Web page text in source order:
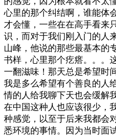
心里的那个纠结啊，谁能体
才会懂，一些在在高手看来
识，而对于我们刚入门的人
山峰，他说的那些最基本的
书样，心里那个疙瘩。。。
一翻滋味！那天总是希望时
我是多么希望有个善良的人
情的人给我聊下天也会缓解
在中国这种人也应该很少，
种感觉，以至于后来我都会
悉环境的事情。因为当时面